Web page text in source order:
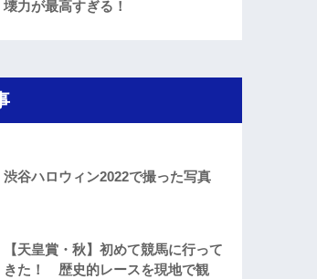
壊力が最高すぎる！
渋谷ハロウィン2022で撮った写真
【天皇賞・秋】初めて競馬に行って
きた！ 歴史的レースを現地で観